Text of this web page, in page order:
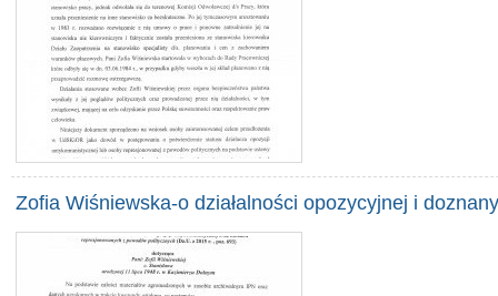
Zofia Wiśniewska-o działalności opozycyjnej i